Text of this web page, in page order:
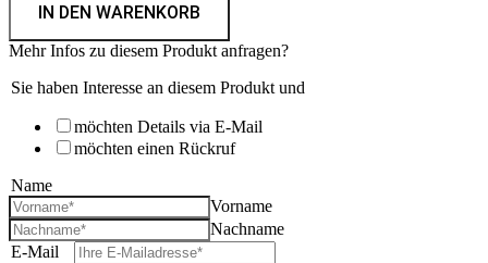
Merinowolle
|
Holzgrau
Menge
IN DEN WARENKORB
Mehr Infos zu diesem Produkt anfragen?
Sie haben Interesse an diesem Produkt und
möchten Details via E-Mail
möchten einen Rückruf
Name
Vorname
Nachname
E-Mail